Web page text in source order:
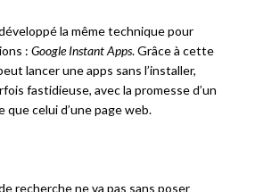
la même technique pour
: Google Instant Apps. Grâce à cette
lancer une apps sans l’installer,
fastidieuse, avec la promesse d’un
que celui d’une page web.
recherche ne va pas sans poser